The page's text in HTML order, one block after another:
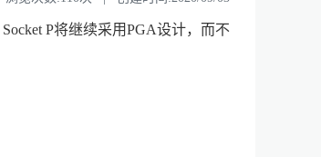
P将继续采用PGA设计，而不